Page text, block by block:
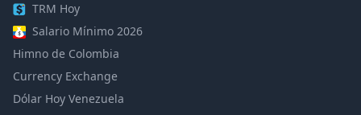
TRM Hoy
Salario Mínimo 2026
Himno de Colombia
Currency Exchange
Dólar Hoy Venezuela